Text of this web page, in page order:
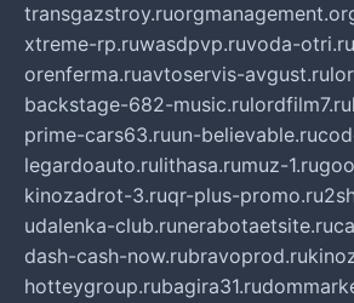
transgazstroy.ru
xtreme-rp.ruwasdpvp.ruvoda-otri.ru
orenferma.ruavtoservis-avgust.ru
backstage-682-music.rulordfilm7.ru
prime-cars63.ruun-believable.ru
legardoauto.rulithasa.rumuz-1.ru
kinozadrot-3.ruqr-plus-promo.ru
udalenka-club.runerabotaetsite.ru
dash-cash-now.rubravoprod.ru
hotteygroup.rubagira31.ru